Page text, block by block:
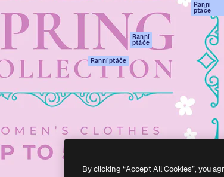
Stock obsah
Claude/ChatGPT
Ranní
ptáče
Agenti Ranní ptáče
API
Mobilní aplikace
Všechny nástroje
Originály
Ranní
ptáče
Zásady používání
souborů cookie
Centrum důvěry
Partneři
Firmy
Company S.L.U. Všechna práva vyhrazena
By clicking “Accept All Cookies”, you